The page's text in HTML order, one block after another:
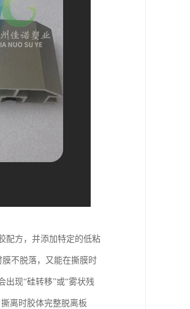
配方，并添加特定的低粘
不脱落，又能在撕膜时
现“硅转移”或“雾状残
离时胶体完整脱离板